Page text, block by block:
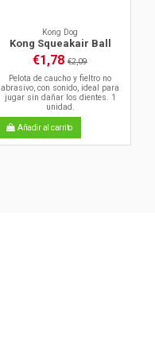
Kong Dog
Kong Squeakair Ball
€1,78 €2,09
Pelota de caucho y fieltro no
abrasivo, con sonido, ideal para
jugar sin dañar los dientes. 1
unidad.
Añadir al carrito